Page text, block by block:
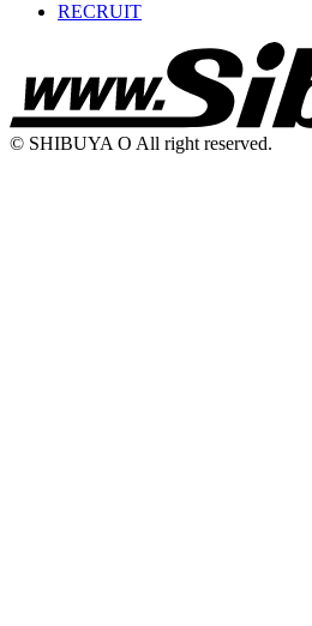
RECRUIT
© SHIBUYA O All right reserved.